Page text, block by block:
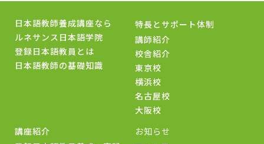
日本語教師養成講座なら
ルネサンス日本語学院
登録日本語教員とは
日本語教師の基礎知識
特長とサポート体制
講師紹介
校舎紹介
東京校
横浜校
名古屋校
大阪校
講座紹介
お知らせ